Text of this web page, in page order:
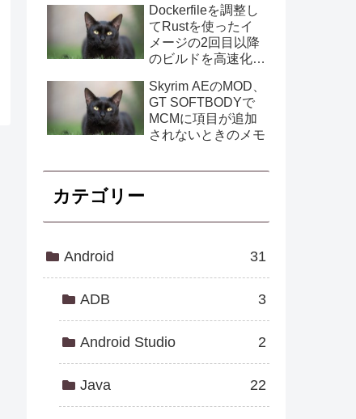
Dockerfileを調整し
てRustを使ったイ
メージの2回目以降
のビルドを高速化す
Skyrim AEのMOD、
GT SOFTBODYで
MCMに項目が追加
されないときのメモ
カテゴリー
Android 31
ADB 3
Android Studio 2
Java 22